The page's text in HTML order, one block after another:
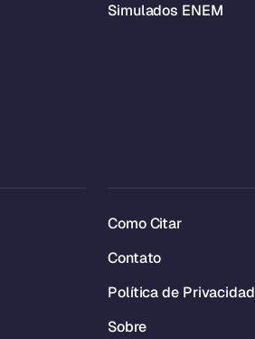
Simulados ENEM
Como Citar
Contato
Política de
Sobre